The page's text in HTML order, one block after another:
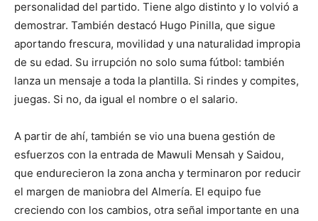
personalidad del partido. Tiene algo distinto y lo volvió a
demostrar. También destacó Hugo Pinilla, que sigue
aportando frescura, movilidad y una naturalidad impropia
de su edad. Su irrupción no solo suma fútbol: también
lanza un mensaje a toda la plantilla. Si rindes y compites,
juegas. Si no, da igual el nombre o el salario.
A partir de ahí, también se vio una buena gestión de
esfuerzos con la entrada de Mawuli Mensah y Saidou,
que endurecieron la zona ancha y terminaron por reducir
el margen de maniobra del Almería. El equipo fue
creciendo con los cambios, otra señal importante en una